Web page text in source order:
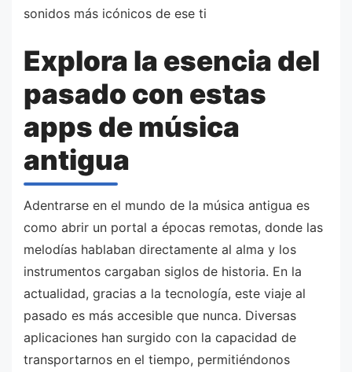
sonidos más icónicos de ese ti
Explora la esencia del
pasado con estas
apps de música
antigua
Adentrarse en el mundo de la música antigua es
como abrir un portal a épocas remotas, donde las
melodías hablaban directamente al alma y los
instrumentos cargaban siglos de historia. En la
actualidad, gracias a la tecnología, este viaje al
pasado es más accesible que nunca. Diversas
aplicaciones han surgido con la capacidad de
transportarnos en el tiempo, permitiéndonos